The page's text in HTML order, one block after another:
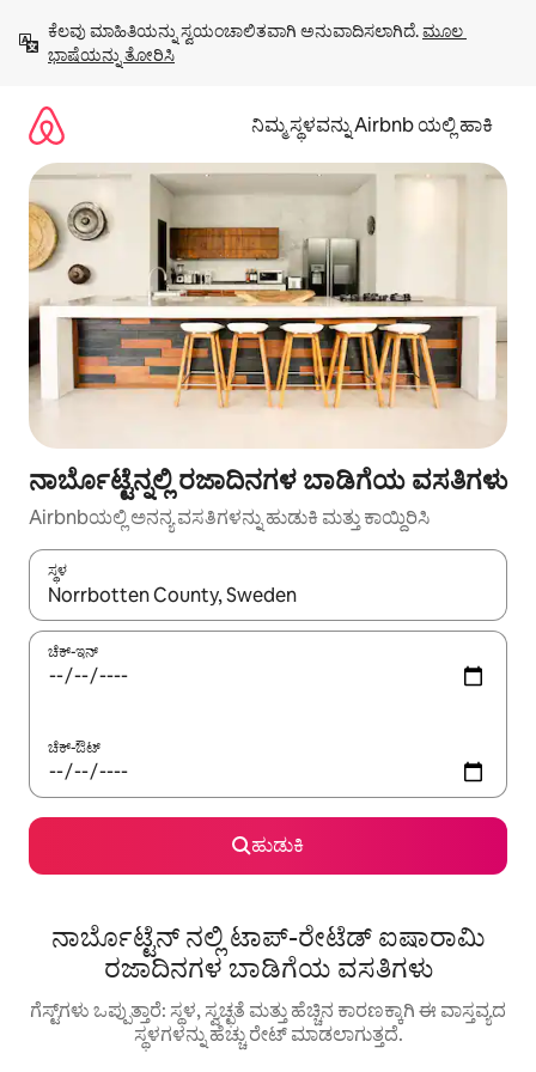
ಹೋಗಿ
ಕೆಲವು ಮಾಹಿತಿಯನ್ನು ಸ್ವಯಂಚಾಲಿತವಾಗಿ ಅನುವಾದಿಸಲಾಗಿದೆ. ಮೂಲ
ಭಾಷೆಯನ್ನು ತೋರಿಸಿ
ನಿಮ್ಮ ಸ್ಥಳವನ್ನು Airbnb ಯಲ್ಲಿ ಹಾಕಿ
ನಾರ್ಬೊಟ್ಟೆನ್ನಲ್ಲಿ ರಜಾದಿನಗಳ ಬಾಡಿಗೆಯ ವಸತಿಗಳು
Airbnbಯಲ್ಲಿ ಅನನ್ಯ ವಸತಿಗಳನ್ನು ಹುಡುಕಿ ಮತ್ತು ಕಾಯ್ದಿರಿಸಿ
ಸ್ಥಳ
ಫಲಿತಾಂಶಗಳು ಲಭ್ಯವಿರುವಾಗ, ಅಪ್ ಮತ್ತು ಡೌನ್ ಬಾಣದ ಕೀಲಿಗಳೊಂದಿಗೆ
ಚೆಕ್-ಇನ್
ಚೆಕ್-ಔಟ್
ಹುಡುಕಿ
ನಾರ್ಬೊಟ್ಟೆನ್ ನಲ್ಲಿ ಟಾಪ್-ರೇಟೆಡ್ ಐಷಾರಾಮಿ
ರಜಾದಿನಗಳ ಬಾಡಿಗೆಯ ವಸತಿಗಳು
ಗೆಸ್ಟ್‌ಗಳು ಒಪ್ಪುತ್ತಾರೆ: ಸ್ಥಳ, ಸ್ವಚ್ಛತೆ ಮತ್ತು ಹೆಚ್ಚಿನ ಕಾರಣಕ್ಕಾಗಿ ಈ ವಾಸ್ತವ್ಯದ
ಸ್ಥಳಗಳನ್ನು ಹೆಚ್ಚು ರೇಟ್ ಮಾಡಲಾಗುತ್ತದೆ.